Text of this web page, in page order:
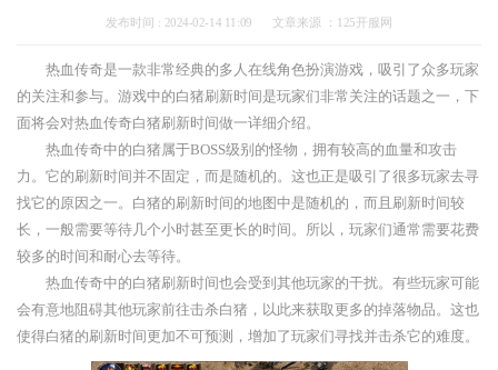
发布时间 : 2024-02-14 11:09 文章来源 ：125开服网
热血传奇是一款非常经典的多人在线角色扮演游戏，吸引了众多玩家
的关注和参与。游戏中的白猪刷新时间是玩家们非常关注的话题之一，下
面将会对热血传奇白猪刷新时间做一详细介绍。
热血传奇中的白猪属于BOSS级别的怪物，拥有较高的血量和攻击
力。它的刷新时间并不固定，而是随机的。这也正是吸引了很多玩家去寻
找它的原因之一。白猪的刷新时间的地图中是随机的，而且刷新时间较
长，一般需要等待几个小时甚至更长的时间。所以，玩家们通常需要花费
较多的时间和耐心去等待。
热血传奇中的白猪刷新时间也会受到其他玩家的干扰。有些玩家可能
会有意地阻碍其他玩家前往击杀白猪，以此来获取更多的掉落物品。这也
使得白猪的刷新时间更加不可预测，增加了玩家们寻找并击杀它的难度。